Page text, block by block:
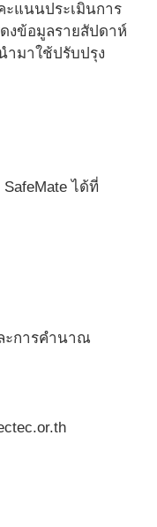
ะแนนประเมินการ
งข้อมูลรายสัปดาห์
ำมาใช้ปรับปรุง
ได้ที่
ะการคำนาณ